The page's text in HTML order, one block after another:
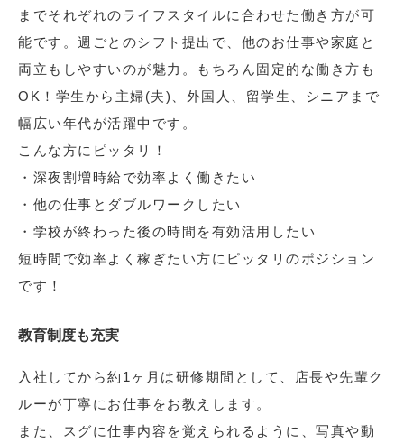
までそれぞれのライフスタイルに合わせた働き方が可
能です。週ごとのシフト提出で、他のお仕事や家庭と
両立もしやすいのが魅力。もちろん固定的な働き方も
OK！学生から主婦(夫)、外国人、留学生、シニアまで
幅広い年代が活躍中です。
こんな方にピッタリ！
・深夜割増時給で効率よく働きたい
・他の仕事とダブルワークしたい
・学校が終わった後の時間を有効活用したい
短時間で効率よく稼ぎたい方にピッタリのポジション
です！
教育制度も充実
入社してから約1ヶ月は研修期間として、店長や先輩ク
ルーが丁寧にお仕事をお教えします。
また、スグに仕事内容を覚えられるように、写真や動